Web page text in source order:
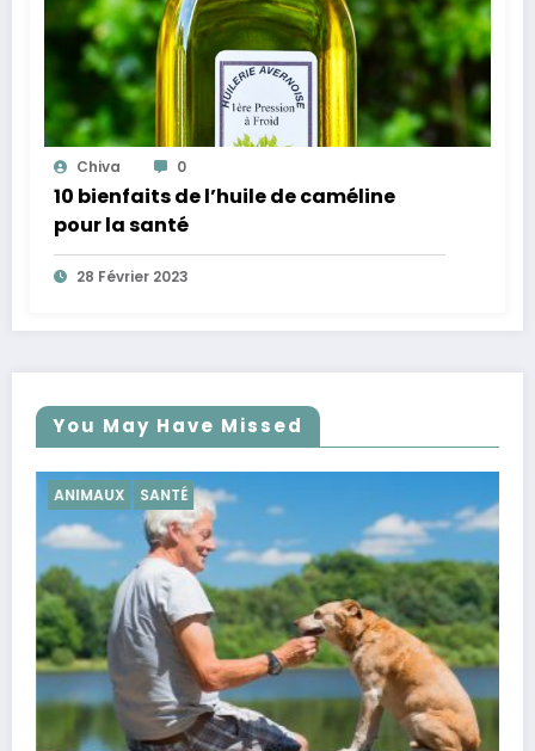
Chiva 0
10 bienfaits de l’huile de caméline
pour la santé
28 Février 2023
You May Have Missed
SANTÉ